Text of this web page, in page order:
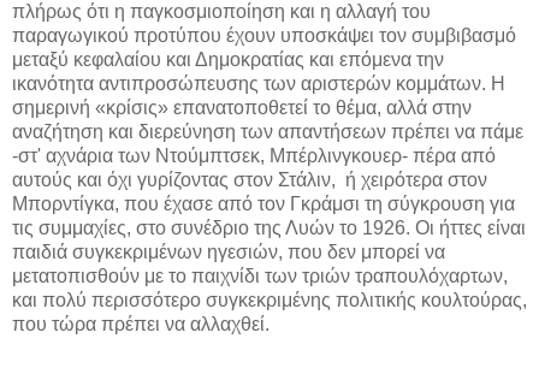
πλήρως ότι η παγκοσμιοποίηση και η αλλαγή του
παραγωγικού προτύπου έχουν υποσκάψει τον συμβιβασμό
μεταξύ κεφαλαίου και Δημοκρατίας και επόμενα την
ικανότητα αντιπροσώπευσης των αριστερών κομμάτων. Η
σημερινή «κρίσις» επανατοποθετεί το θέμα, αλλά στην
αναζήτηση και διερεύνηση των απαντήσεων πρέπει να πάμε
-στ' αχνάρια των Ντούμπτσεκ, Μπέρλινγκουερ- πέρα από
αυτούς και όχι γυρίζοντας στον Στάλιν, ή χειρότερα στον
Μπορντίγκα, που έχασε από τον Γκράμσι τη σύγκρουση για
τις συμμαχίες, στο συνέδριο της Λυών το 1926. Οι ήττες είναι
παιδιά συγκεκριμένων ηγεσιών, που δεν μπορεί να
μετατοπισθούν με το παιχνίδι των τριών τραπουλόχαρτων,
και πολύ περισσότερο συγκεκριμένης πολιτικής κουλτούρας,
που τώρα πρέπει να αλλαχθεί.